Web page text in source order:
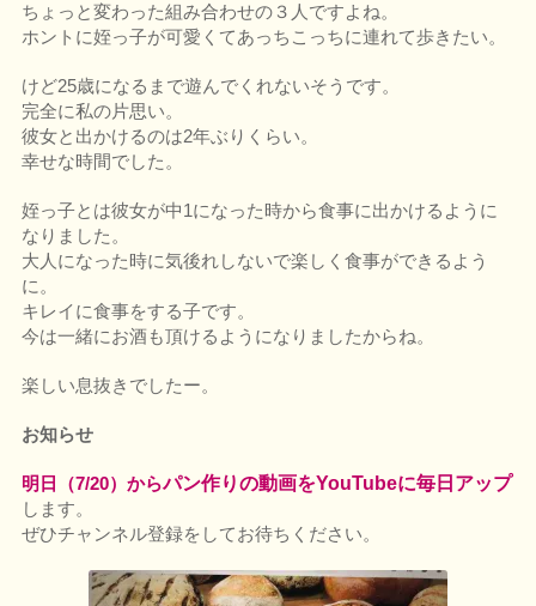
ちょっと変わった組み合わせの３人ですよね。
ホントに姪っ子が可愛くてあっちこっちに連れて歩きたい。
けど25歳になるまで遊んでくれないそうです。
完全に私の片思い。
彼女と出かけるのは2年ぶりくらい。
幸せな時間でした。
姪っ子とは彼女が中1になった時から食事に出かけるように
なりました。
大人になった時に気後れしないで楽しく食事ができるよう
に。
キレイに食事をする子です。
今は一緒にお酒も頂けるようになりましたからね。
楽しい息抜きでしたー。
お知らせ
明日（7/20）からパン作りの動画をYouTubeに毎日アップ
します。
ぜひチャンネル登録をしてお待ちください。